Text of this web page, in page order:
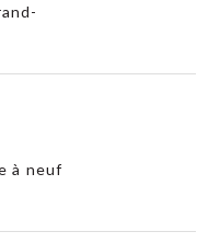
à neuf